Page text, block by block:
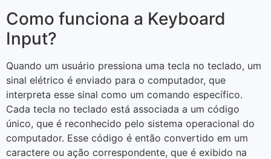
Como funciona a Keyboard
Input?
Quando um usuário pressiona uma tecla no teclado, um
sinal elétrico é enviado para o computador, que
interpreta esse sinal como um comando específico.
Cada tecla no teclado está associada a um código
único, que é reconhecido pelo sistema operacional do
computador. Esse código é então convertido em um
caractere ou ação correspondente, que é exibido na